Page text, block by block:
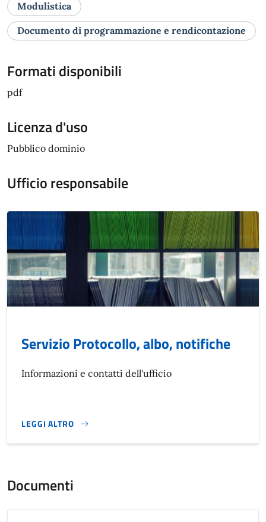
Modulistica
Documento di programmazione e rendicontazione
Formati disponibili
pdf
Licenza d'uso
Pubblico dominio
Ufficio responsabile
Servizio Protocollo, albo, notifiche
Informazioni e contatti dell'ufficio
LEGGI ALTRO
}
Documenti